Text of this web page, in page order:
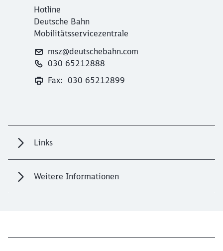
Hotline
Deutsche Bahn
Mobilitätsservicezentrale
msz@deutschebahn.com
030 65212888
Fax: 030 65212899
Links
Weitere Informationen